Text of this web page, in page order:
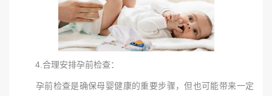
4.合理安排孕前检查：
孕前检查是确保母婴健康的重要步骤，但也可能带来一定